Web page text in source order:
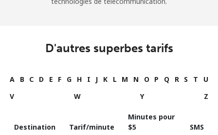
D'autres superbes tarifs
A B C D E F G H I J K L M N O P Q R S T
U
V
W Y Z
Destination Tarif/minute
Minutes pour
⁦$5⁩
SMS